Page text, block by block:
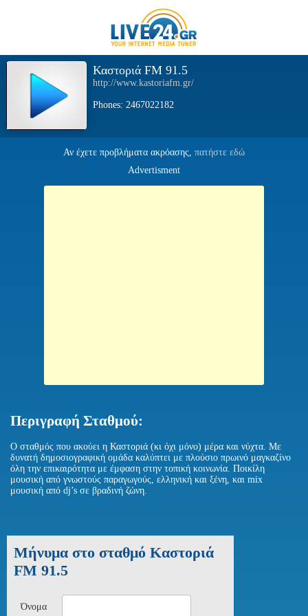
Καστοριά FM 91.5
http://www.kastoriafm.gr/
Phones: 2467022182
Αν έχετε προβλήματα ακρόασης, πατήστε εδώ
Advertisment
Περιγραφή Σταθμού:
Ο σταθμός που ακούει η Καστοριά (κι όχι μόνο) μέρα και νύχτα. Με
δυνατή δημοσιογραφική ομάδα καλύπτει με πλούσιο πρωινό μαγκαζίνο
όλη την επικαιρότητα με έμφαση στην τοπική κοινωνία. Ποικίλη
μουσική από γνωστούς παραγωγούς, ελληνική και ξένη, και mix
μουσική από dj’s σε βραδινή ζώνη.
Μήνυμα στο σταθμό Καστοριά
FM 91.5
Όνομα